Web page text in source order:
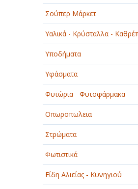
Σούπερ Μάρκετ
Υαλικά - Κρύσταλλα -
Υποδήματα
Υφάσματα
Φυτώρια - Φυτοφάρμακα
Οπωροπωλεια
Στρώματα
Φωτιστικά
Είδη Αλιείας - Κυνηγιού